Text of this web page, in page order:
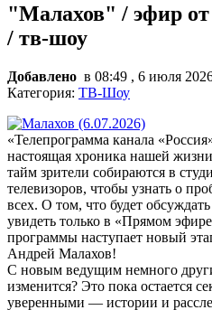
"Малахов" / эфир от
/ тв-шоу
Добавлено в 08:49 , 6 июля
Категория: ТВ-Шоу
«Телепрограмма канала
настоящая хроника нашей
тайм зрители собираются в
телевизоров, чтобы узнать о
всех. О том, что будет
увидеть только в «Прямом
программы наступает новый
Андрей Малахов!
С новым ведущим немного
изменится? Это пока остается
уверенными — истории и